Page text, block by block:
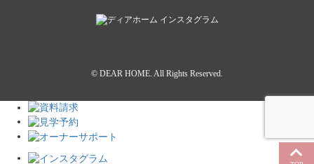
© DEAR HOME. All Rights Reserved.